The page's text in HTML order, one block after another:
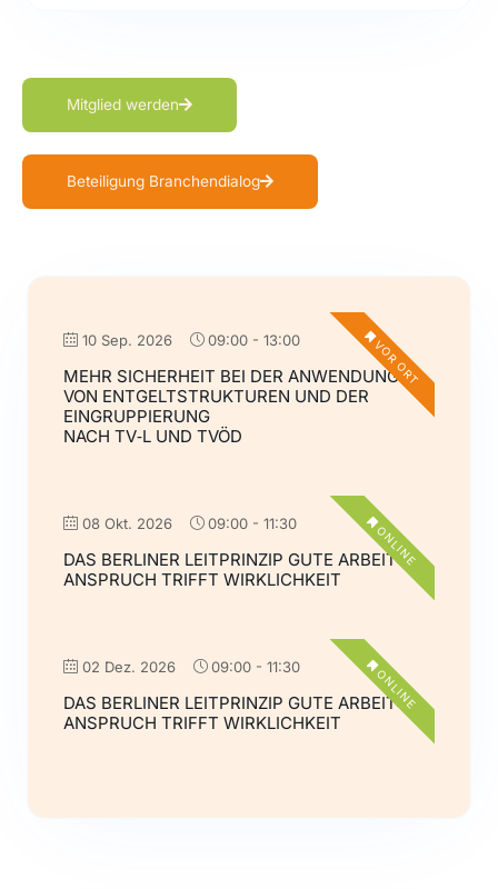
Mitglied werden
Beteiligung Branchendialog
10 Sep. 2026 09:00 - 13:00 VOR ORT
MEHR SICHERHEIT BEI DER ANWENDUNG
VON ENTGELTSTRUKTUREN UND DER
EINGRUPPIERUNG
NACH TV‑L UND TVÖD
08 Okt. 2026 09:00 - 11:30 ONLINE
DAS BERLINER LEITPRINZIP GUTE ARBEIT:
ANSPRUCH TRIFFT WIRKLICHKEIT
02 Dez. 2026 09:00 - 11:30 ONLINE
DAS BERLINER LEITPRINZIP GUTE ARBEIT:
ANSPRUCH TRIFFT WIRKLICHKEIT